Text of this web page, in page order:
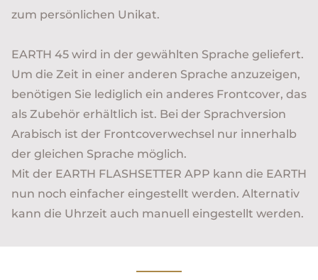
zum persönlichen Unikat.
EARTH 45 wird in der gewählten Sprache geliefert.
Um die Zeit in einer anderen Sprache anzuzeigen,
benötigen Sie lediglich ein anderes Frontcover, das
als Zubehör erhältlich ist. Bei der Sprachversion
Arabisch ist der Frontcoverwechsel nur innerhalb
der gleichen Sprache möglich.
Mit der EARTH FLASHSETTER APP kann die EARTH
nun noch einfacher eingestellt werden. Alternativ
kann die Uhrzeit auch manuell eingestellt werden.